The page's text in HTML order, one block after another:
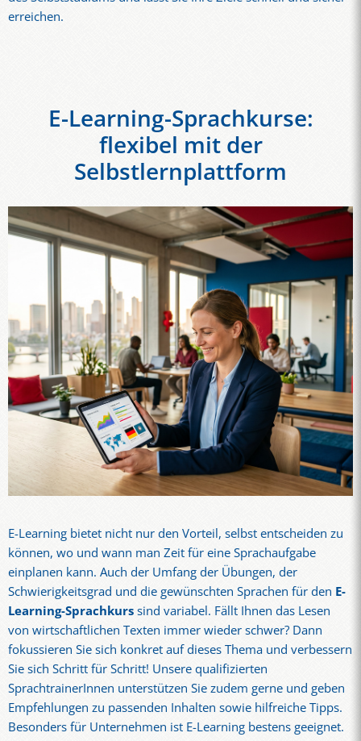
erreichen.
E-Learning-Sprachkurse:
flexibel mit der
Selbstlernplattform
E-Learning bietet nicht nur den Vorteil, selbst entscheiden zu
können, wo und wann man Zeit für eine Sprachaufgabe
einplanen kann. Auch der Umfang der Übungen, der
Schwierigkeitsgrad und die gewünschten Sprachen für den E-
Learning-Sprachkurssind variabel. Fällt Ihnen das Lesen
von wirtschaftlichen Texten immer wieder schwer? Dann
fokussieren Sie sich konkret auf dieses Thema und verbessern
Sie sich Schritt für Schritt! Unsere qualifizierten
SprachtrainerInnen unterstützen Sie zudem gerne und geben
Empfehlungen zu passenden Inhalten sowie hilfreiche Tipps.
Besonders für Unternehmen ist E-Learning bestens geeignet.